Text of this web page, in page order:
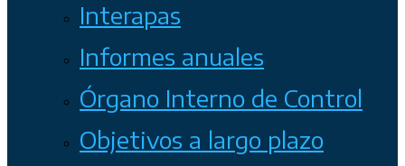
Interapas
Informes anuales
Órgano Interno de Control
Objetivos a largo plazo